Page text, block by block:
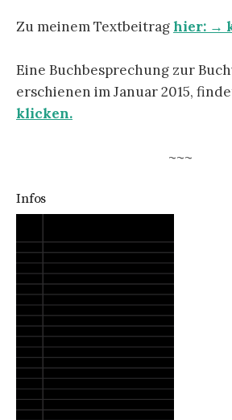
Zu meinem Textbeitraghier: →
Eine Buchbesprechung zur
erschienen im Januar 2015,
klicken.
~~~
Infos